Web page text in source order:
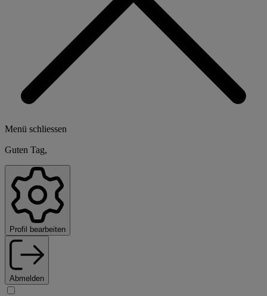
Menü schliessen
Guten Tag,
Profil bearbeiten
Abmelden